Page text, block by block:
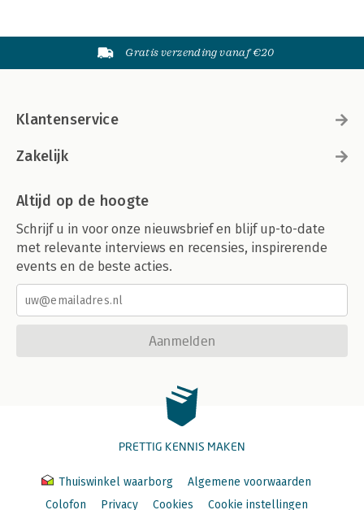
Gratis verzending vanaf €20
Klantenservice
Zakelijk
Altijd op de hoogte
Schrijf u in voor onze nieuwsbrief en blijf up-to-date
met relevante interviews en recensies, inspirerende
events en de beste acties.
Aanmelden
PRETTIG KENNIS MAKEN
Thuiswinkel waarborg
Algemene voorwaarden
Colofon
Privacy Cookies Cookie instellingen